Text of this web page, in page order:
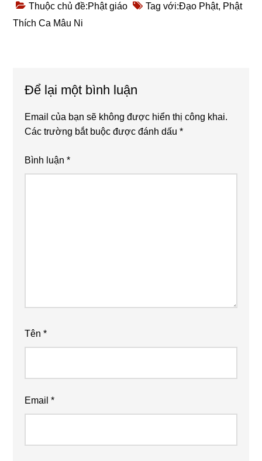
Thuộc chủ đề:Phật giáo Tag với:Đạo Phật, Phật
Thích Ca Mâu Ni
Interactions
Để lại một bình luận
Email của bạn sẽ không được hiển thị công khai.
Các trường bắt buộc được đánh dấu*
Bình luận*
Tên*
Email*